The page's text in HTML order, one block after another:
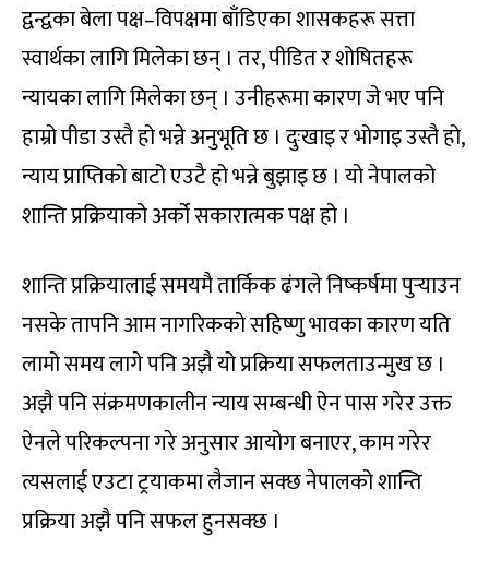
द्वन्द्वका बेला पक्ष–विपक्षमा बाँडिएका शासकहरू सत्ता
स्वार्थका लागि मिलेका छन् । तर, पीडित र शोषितहरू
न्यायका लागि मिलेका छन् । उनीहरूमा कारण जे भए पनि
हाम्रो पीडा उस्तै हो भन्ने अनुभूति छ । दुःखाइ र भोगाइ उस्तै हो,
न्याय प्राप्तिको बाटो एउटै हो भन्ने बुझाइ छ । यो नेपालको
शान्ति प्रक्रियाको अर्को सकारात्मक पक्ष हो ।
शान्ति प्रक्रियालाई समयमै तार्किक ढंगले निष्कर्षमा पुर्‍याउन
नसके तापनि आम नागरिकको सहिष्णु भावका कारण यति
लामो समय लागे पनि अझै यो प्रक्रिया सफलताउन्मुख छ ।
अझै पनि संक्रमणकालीन न्याय सम्बन्धी ऐन पास गरेर उक्त
ऐनले परिकल्पना गरे अनुसार आयोग बनाएर, काम गरेर
त्यसलाई एउटा ट्रयाकमा लैजान सक्छ नेपालको शान्ति
प्रक्रिया अझै पनि सफल हुनसक्छ ।